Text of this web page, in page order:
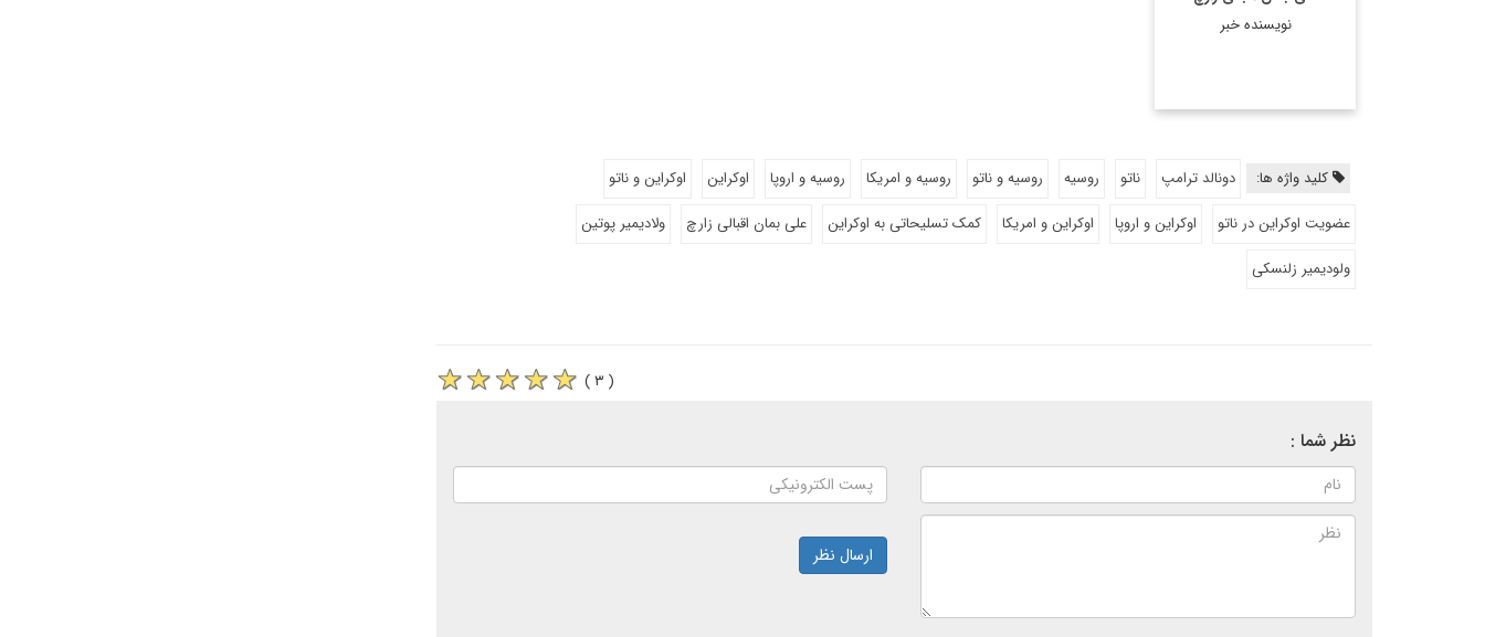
نویسنده خبر
کلید واژه ها: دونالد ترامپ ناتو روسیه روسیه و ناتو روسیه و امریکا روسیه و اروپا اوکراین
اوکراین و ناتو
عضویت اوکراین در ناتو
اوکراین و اروپا اوکراین و امریکا کمک تسلیحاتی به اوکراین علی بمان اقبالی زارچ
ولادیمیر پوتین
ولودیمیر زلنسکی
( ۳ )
نظر شما :
ارسال نظر